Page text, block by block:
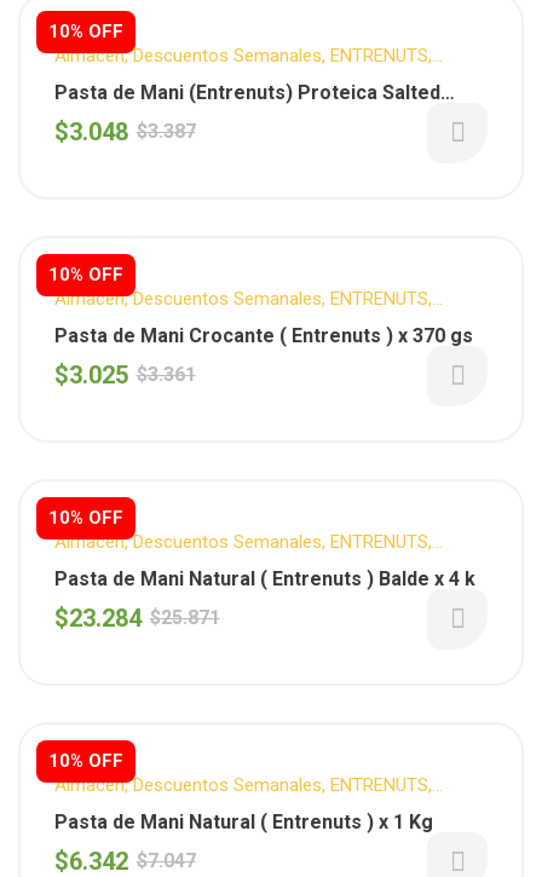
10% OFF
Almacén,Descuentos Semanales, ENTRENUTS,
Mantequillas,Sin T.A.C.C.
Pasta de Mani (Entrenuts) Proteica Salted
Caramel 37O Grs
$3.387
$3.048
10% OFF
Almacén,Descuentos Semanales, ENTRENUTS,
Mantequillas,Para tus desayunos,Sin categorizar ,Sin
Pasta de Mani Crocante ( Entrenuts ) x 370 gs
$3.361
$3.025
10% OFF
Almacén,Descuentos Semanales, ENTRENUTS,
Mantequillas
Pasta de Mani Natural ( Entrenuts ) Balde x 4 k
$25.871
$23.284
10% OFF
Almacén,Descuentos Semanales, ENTRENUTS,
Mantequillas,Para tus desayunos
Pasta de Mani Natural ( Entrenuts ) x 1 Kg
$7.047
$6.342